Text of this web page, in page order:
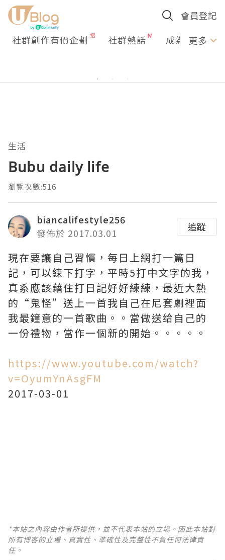
會員登記
社群創作有價企劃 社群熱話 成為U更多
生活
Bubu daily life
瀏覽次數:516
biancalifestyle256
發佈於 2017.03.01
追蹤
現在要讓自己習慣，每日上網打一篇日
記，可以練下打字，平時5打中文字的我，
真系應該藉住打日記好好練練，最近大熱
的“鬼怪”送上一首我自己在尼套劇裡面
我最鐘意的一首歌曲。。當做送给自己的
一份禮物，當作一個新的開始。。。。。
https://www.youtube.com/watch?
v=OyumYnAsgFM
2017-03-01
*本站之內容由作者所提供，並不代表本站的立場。因此本站對
所有博客的立場、真實性、準確性及完整性不負任何法律責
任。